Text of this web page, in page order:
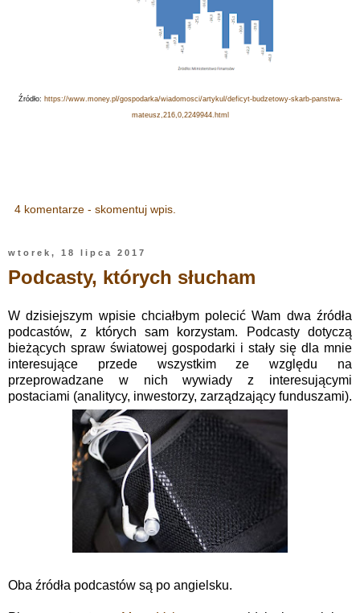
Źródło: https://www.money.pl/gospodarka/wiadomosci/artykul/deficyt-budzetowy-skarb-panstwa-
mateusz,216,0,2249944.html
4 komentarze - skomentuj wpis.
wtorek, 18 lipca 2017
Podcasty, których słucham
W dzisiejszym wpisie chciałbym polecić Wam dwa źródła
podcastów, z których sam korzystam. Podcasty dotyczą
bieżących spraw światowej gospodarki i stały się dla mnie
interesujące przede wszystkim ze względu na
przeprowadzane w nich wywiady z interesującymi
postaciami (analitycy, inwestorzy, zarządzający funduszami).
Oba źródła podcastów są po angielsku.